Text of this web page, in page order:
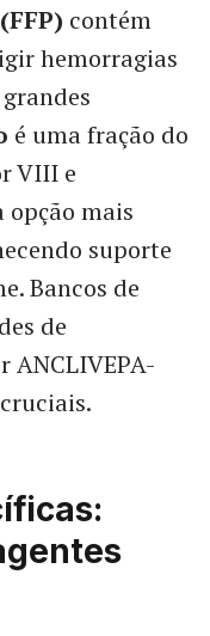
contém
hemorragias
é uma fração do
VIII e
opção mais
suporte
Bancos de
de
ANCLIVEPA-